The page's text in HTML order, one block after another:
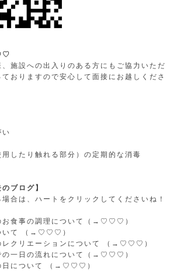
♡
施設への出入りのある方にもご協力いただ
おりますので安心して面接にお越しくださ
したり触れる部分）の定期的な消毒
ブログ】
合は、ハートをクリックしてくださいね！
お食事の調理について（→ ♡♡♡ ）
いて （→ ♡♡♡ ）
レクリエーションについて （→ ♡♡♡ ）
の一日の流れについて（→ ♡♡♡ ）
日について （→ ♡♡♡ ）